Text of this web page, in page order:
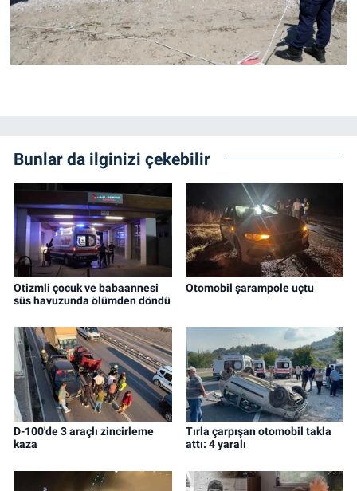
Bunlar da ilginizi çekebilir
Otizmli çocuk ve babaannesi
süs havuzunda ölümden döndü
Otomobil şarampole uçtu
D-100'de 3 araçlı zincirleme
kaza
Tırla çarpışan otomobil takla
attı: 4 yaralı